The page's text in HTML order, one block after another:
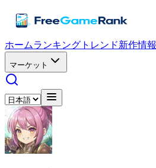
ホームランキング トレンド新作情報
マーケット